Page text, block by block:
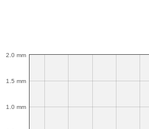
1.0 mm
1.5 mm
2.0 mm